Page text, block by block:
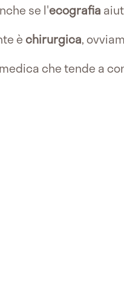
se l'ecografia
èchirurgica,
che tende a